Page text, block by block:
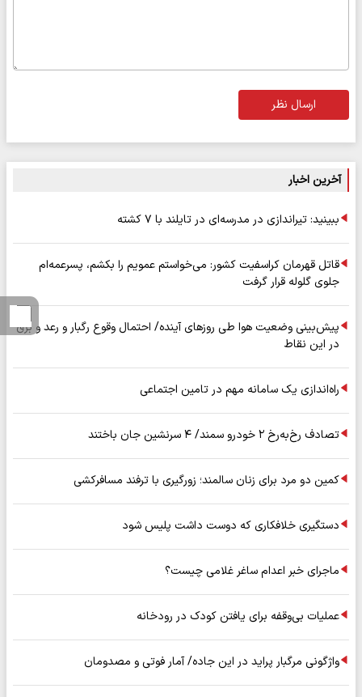
ارسال نظر
آخرین اخبار
ببینید: تیراندازی در مدرسه‌ای در تایلند با ۷ کشته
قاتل قهرمان کراسفیت کشور: می‌خواستم عمویم را بکشم، پسرعمه‌ام
جلوی گلوله قرار گرفت
پیش‌بینی وضعیت هوا طی روزهای آینده/ احتمال وقوع رگبار و رعد و برق
در این نقاط
راه‌اندازی یک سامانه مهم در تامین اجتماعی
تصادف رخ‌به‌رخ ۲ خودرو سمند/ ۴ سرنشین جان باختند
کمین دو مرد برای زنان سالمند؛ زورگیری با ترفند مسافرکشی
دستگیری خلافکاری که دوست داشت پلیس شود
ماجرای خبر اعدام ساغر غلامی چیست؟
عملیات بی‌وقفه برای یافتن کودک در رودخانه
واژگونی مرگبار پراید در این جاده/ آمار فوتی و مصدومان